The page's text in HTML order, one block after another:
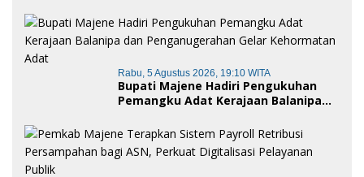
Rabu, 5 Agustus 2026, 19:10 WITA
Bupati Majene Hadiri Pengukuhan
Pemangku Adat Kerajaan Balanipa
Kehormatan Adat